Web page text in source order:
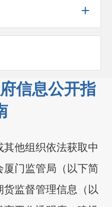
+
信息公开指
他组织依法获取中
厦门监管局（以下简
监督管理信息（以